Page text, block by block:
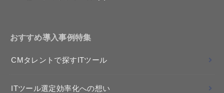
おすすめ導入事例特集
CMタレントで探すITツール
ITツール選定効率化への想い